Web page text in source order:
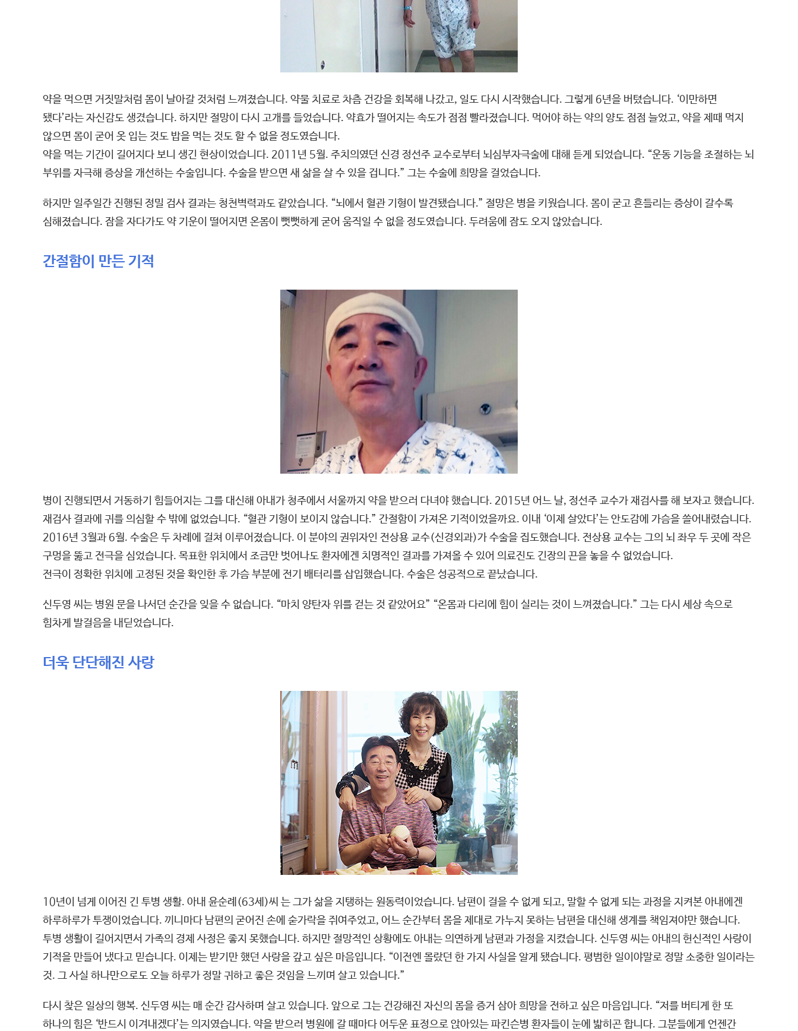
약을 먹으면 거짓말처럼 몸이 날아갈 것처럼 느껴졌습니다. 약물 치료로 차츰 건강을 회복해 나갔고, 일도 다시 시작했습니다. 그렇게 6년을 버텼습니다. ‘이만하면
됐다’라는 자신감도 생겼습니다. 하지만 절망이 다시 고개를 들었습니다. 약효가 떨어지는 속도가 점점 빨라졌습니다. 먹어야 하는 약의 양도 점점 늘었고, 약을 제때 먹지
않으면 몸이 굳어 옷 입는 것도 밥을 먹는 것도 할 수 없을 정도였습니다.
약을 먹는 기간이 길어지다 보니 생긴 현상이었습니다. 2011년 5월. 주치의였던 신경 정선주 교수로부터 뇌심부자극술에 대해 듣게 되었습니다. “운동 기능을 조절하는 뇌
부위를 자극해 증상을 개선하는 수술입니다. 수술을 받으면 새 삶을 살 수 있을 겁니다.” 그는 수술에 희망을 걸었습니다.
하지만 일주일간 진행된 정밀 검사 결과는 청천벽력과도 같았습니다. “뇌에서 혈관 기형이 발견됐습니다.” 절망은 병을 키웠습니다. 몸이 굳고 흔들리는 증상이 갈수록
심해졌습니다. 잠을 자다가도 약 기운이 떨어지면 온몸이 뻣뻣하게 굳어 움직일 수 없을 정도였습니다. 두려움에 잠도 오지 않았습니다.
간절함이 만든 기적
병이 진행되면서 거동하기 힘들어지는 그를 대신해 아내가 청주에서 서울까지 약을 받으러 다녀야 했습니다. 2015년 어느 날, 정선주 교수가 재검사를 해 보자고 했습니다.
재검사 결과에 귀를 의심할 수 밖에 없었습니다. “혈관 기형이 보이지 않습니다.” 간절함이 가져온 기적이었을까요. 이내 ‘이제 살았다’는 안도감에 가슴을 쓸어내렸습니다.
2016년 3월과 6월. 수술은 두 차례에 걸쳐 이루어졌습니다. 이 분야의 권위자인 전상용 교수(신경외과)가 수술을 집도했습니다. 전상용 교수는 그의 뇌 좌우 두 곳에 작은
구멍을 뚫고 전극을 심었습니다. 목표한 위치에서 조금만 벗어나도 환자에겐 치명적인 결과를 가져올 수 있어 의료진도 긴장의 끈을 놓을 수 없었습니다.
전극이 정확한 위치에 고정된 것을 확인한 후 가슴 부분에 전기 배터리를 삽입했습니다. 수술은 성공적으로 끝났습니다.
신두영 씨는 병원 문을 나서던 순간을 잊을 수 없습니다. “마치 양탄자 위를 걷는 것 같았어요” “온몸과 다리에 힘이 실리는 것이 느껴졌습니다.” 그는 다시 세상 속으로
힘차게 발걸음을 내딛었습니다.
더욱 단단해진 사랑
10년이 넘게 이어진 긴 투병 생활. 아내 윤순례(63세)씨 는 그가 삶을 지탱하는 원동력이었습니다. 남편이 걸을 수 없게 되고, 말할 수 없게 되는 과정을 지켜본 아내에겐
하루하루가 투쟁이었습니다. 끼니마다 남편의 굳어진 손에 숟가락을 쥐여주었고, 어느 순간부터 몸을 제대로 가누지 못하는 남편을 대신해 생계를 책임져야만 했습니다.
투병 생활이 길어지면서 가족의 경제 사정은 좋지 못했습니다. 하지만 절망적인 상황에도 아내는 의연하게 남편과 가정을 지켰습니다. 신두영 씨는 아내의 헌신적인 사랑이
기적을 만들어 냈다고 믿습니다. 이제는 받기만 했던 사랑을 갚고 싶은 마음입니다. “이전엔 몰랐던 한 가지 사실을 알게 됐습니다. 평범한 일이야말로 정말 소중한 일이라는
것. 그 사실 하나만으로도 오늘 하루가 정말 귀하고 좋은 것임을 느끼며 살고 있습니다.”
다시 찾은 일상의 행복. 신두영 씨는 매 순간 감사하며 살고 있습니다. 앞으로 그는 건강해진 자신의 몸을 증거 삼아 희망을 전하고 싶은 마음입니다. “저를 버티게 한 또
하나의 힘은 ‘반드시 이겨내겠다’는 의지였습니다. 약을 받으러 병원에 갈 때마다 어두운 표정으로 앉아있는 파킨슨병 환자들이 눈에 밟히곤 합니다. 그분들에게 언젠간